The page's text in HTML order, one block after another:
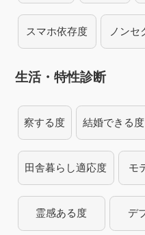
スマホ依存度 ノンセ
生活・特性診断
察する度 結婚できる度
田舎暮らし適応度 モ
霊感ある度 デ